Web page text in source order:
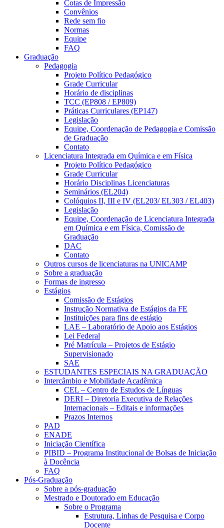
Cotas de Impressão
Convênios
Rede sem fio
Normas
Equipe
FAQ
Graduação
Pedagogia
Projeto Político Pedagógico
Grade Curricular
Horário de disciplinas
TCC (EP808 / EP809)
Práticas Curriculares (EP147)
Legislação
Equipe, Coordenação de Pedagogia e Comissão
de Graduação
Contato
Licenciatura Integrada em Química e em Física
Projeto Político Pedagógico
Grade Curricular
Horário Disciplinas Licenciaturas
Seminários (EL204)
Colóquios II, III e IV (EL203/ EL303 / EL403)
Legislação
Equipe, Coordenação de Licenciatura Integrada
em Química e em Física, Comissão de
Graduação
DAC
Contato
Outros cursos de licenciaturas na UNICAMP
Sobre a graduação
Formas de ingresso
Estágios
Comissão de Estágios
Instrução Normativa de Estágios da FE
Instituições para fins de estágio
LAE – Laboratório de Apoio aos Estágios
Lei Federal
Pré Matrícula – Projetos de Estágio
Supervisionado
SAE
ESTUDANTES ESPECIAIS NA GRADUAÇÃO
Intercâmbio e Mobilidade Acadêmica
CEL – Centro de Estudos de Línguas
DERI – Diretoria Executiva de Relações
Internacionais – Editais e informações
Prazos Internos
PAD
ENADE
Iniciação Científica
PIBID – Programa Institucional de Bolsas de Iniciação
à Docência
FAQ
Pós-Graduação
Sobre a pós-graduação
Mestrado e Doutorado em Educação
Sobre o Programa
Estrutura, Linhas de Pesquisa e Corpo
Docente